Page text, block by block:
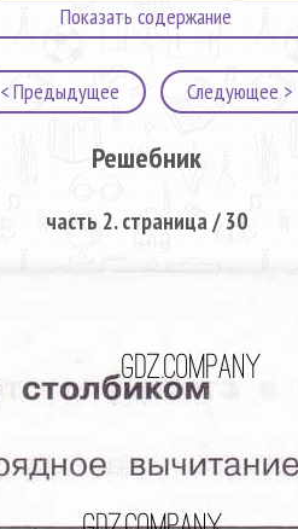
Показать содержание
< Предыдущее Следующее >
Решебник
часть 2. страница / 30